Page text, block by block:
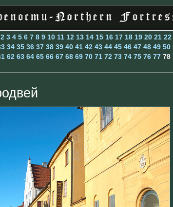
2 3 4 5 6 7 8 9 10 11 12 13 14 15 16 17 18 19 20 21 22
34 35 36 37 38 39 40 41 42 43 44 45 46 47 48 49 50
62 63 64 65 66 67 68 69 70 71 72 73 74 75 76 77 78